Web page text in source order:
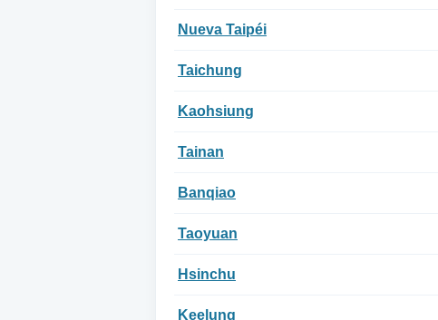
Nueva Taipéi
Taichung
Kaohsiung
Tainan
Banqiao
Taoyuan
Hsinchu
Keelung